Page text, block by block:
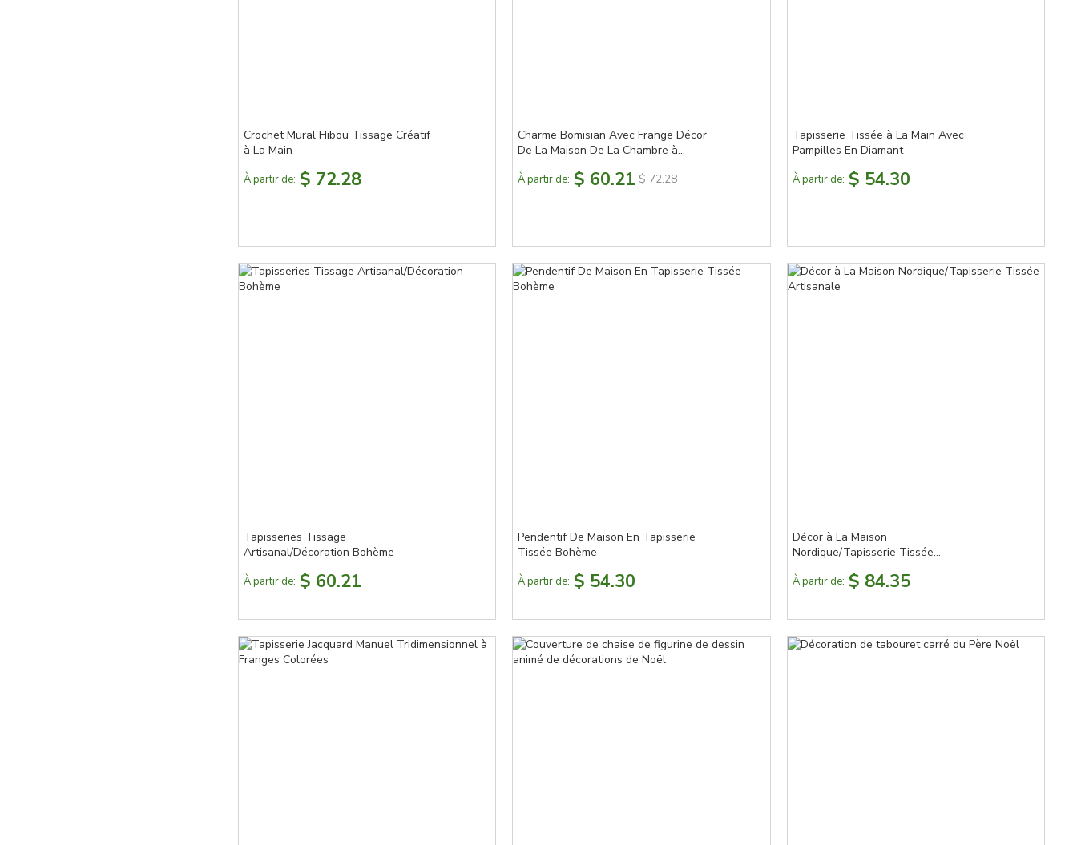
Crochet Mural Hibou Tissage Créatif
à La Main
À partir de: $ 72.28
Charme Bomisian Avec Frange Décor
De La Maison De La Chambre à
À partir de: $ 60.21 $ 72.28
Tapisserie Tissée à La Main Avec
Pampilles En Diamant
À partir de: $ 54.30
Tapisseries Tissage
Artisanal/Décoration Bohème
À partir de: $ 60.21
Pendentif De Maison En Tapisserie
Tissée Bohème
À partir de: $ 54.30
Décor à La Maison
Nordique/Tapisserie Tissée
À partir de: $ 84.35